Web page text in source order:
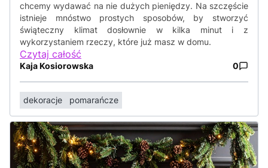
chcemy wydawać na nie dużych pieniędzy. Na szczęście
istnieje mnóstwo prostych sposobów, by stworzyć
świąteczny klimat dosłownie w kilka minut i z
wykorzystaniem rzeczy, które już masz w domu.
Czytaj całość
Kaja Kosiorowska 0
dekoracje pomarańcze